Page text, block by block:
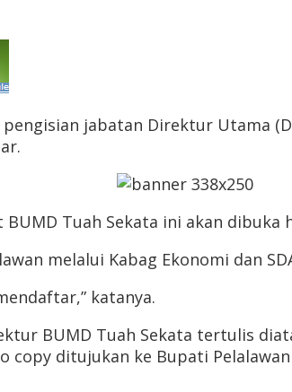
jabatan Direktur Utama
Tuah Sekata ini akan dibuka
melalui Kabag Ekonomi dan
katanya.
BUMD Tuah Sekata tertulis
ditujukan ke Bupati